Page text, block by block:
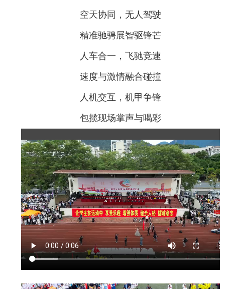
空天协同，无人驾驶
精准驰骋展智驱锋芒
人车合一，飞驰竞速
速度与激情融合碰撞
人机交互，机甲争锋
包揽现场掌声与喝彩